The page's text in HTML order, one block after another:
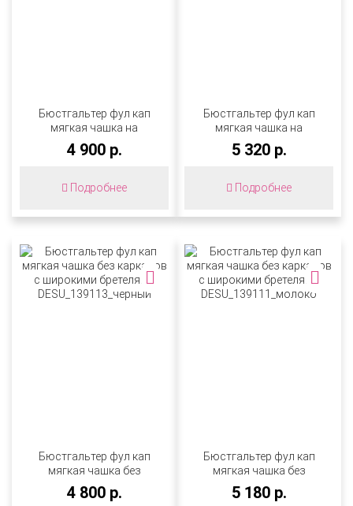
Бюстгальтер фул кап
мягкая чашка на
каркасах с боковым
подкроем
4 900 р.
Подробнее
Бюстгальтер фул кап
мягкая чашка на
каркасах с боковым
подкроем
5 320 р.
Подробнее
Бюстгальтер фул кап
мягкая чашка без
каркасов с широкими
бретелями
4 800 р.
Бюстгальтер фул кап
мягкая чашка без
каркасов с широкими
бретелями
5 180 р.